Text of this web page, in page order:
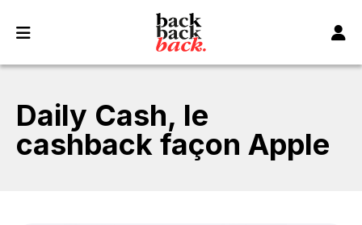
Daily Cash, le
cashback façon Apple